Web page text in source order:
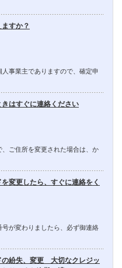
すか？
事業主でありますので、確定申
はすぐに連絡ください
ご住所を変更された場合は、か
変更したら、すぐに連絡をく
が変わりましたら、必ず御連絡
の紛失、変更 大切なクレジッ